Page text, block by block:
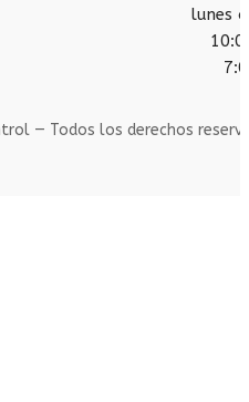
lunes
— Todos los derechos